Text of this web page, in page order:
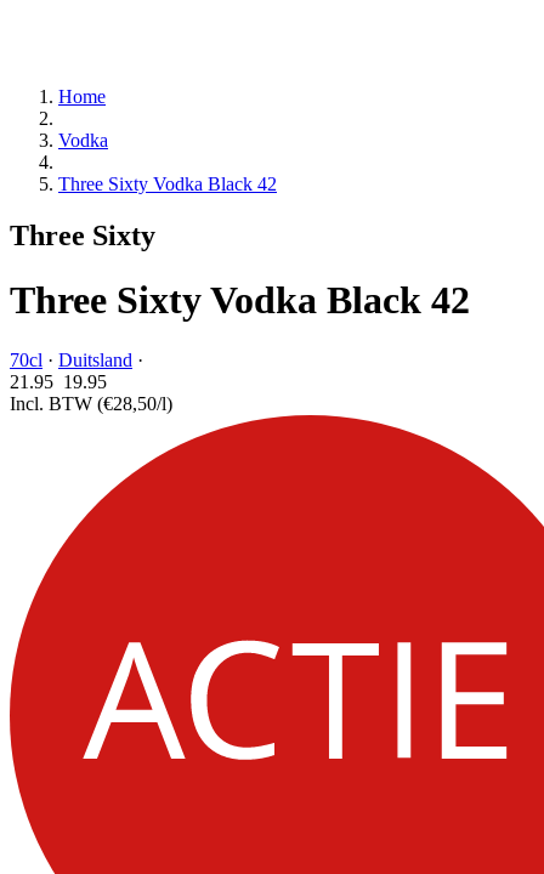
Home
Vodka
Three Sixty Vodka Black 42
Three Sixty
Three Sixty Vodka Black 42
70cl · Duitsland ·
21.95 19.95
Incl. BTW (€28,50/l)